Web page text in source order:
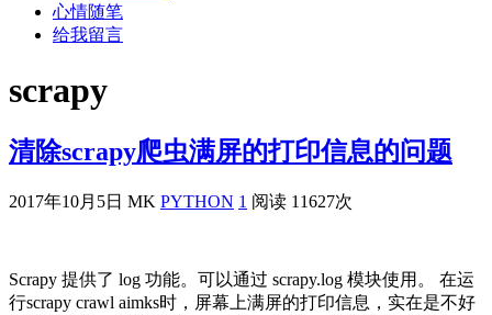
心情随笔
给我留言
scrapy
清除scrapy爬虫满屏的打印信息的问题
2017年10月5日 MK PYTHON 1 阅读 11627次
Scrapy 提供了 log 功能。可以通过 scrapy.log 模块使用。 在运
行scrapy crawl aimks时，屏幕上满屏的打印信息，实在是不好